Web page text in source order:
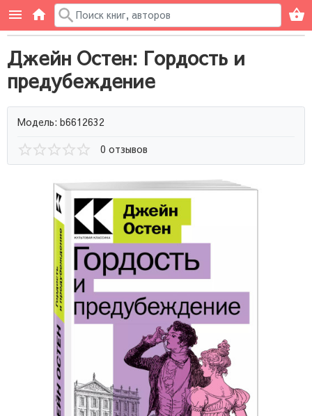
Джейн Остен: Гордость и
предубеждение
Модель: b6612632
0 отзывов